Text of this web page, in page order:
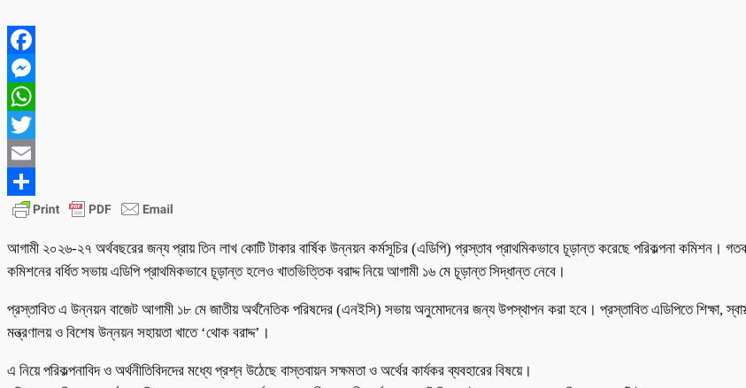
Facebook
Messenger
WhatsApp
Twitter
Email
Share
আগামী ২০২৬-২৭ অর্থবছরের জন্য প্রায় তিন লাখ কোটি টাকার বার্ষিক উন্নয়ন কর্মসূচির (এডিপি) প্রস্তাব প্রাথমিকভাবে চূড়ান্ত করেছে পরিকল্পনা কমিশন।
কমিশনের বর্ধিত সভায় এডিপি প্রাথমিকভাবে চূড়ান্ত হলেও খাতভিত্তিক বরাদ্দ নিয়ে আগামী ১৬ মে চূড়ান্ত সিদ্ধান্ত নেবে।
প্রস্তাবিত এ উন্নয়ন বাজেট আগামী ১৮ মে জাতীয় অর্থনৈতিক পরিষদের (এনইসি) সভায় অনুমোদনের জন্য উপস্থাপন করা হবে। প্রস্তাবিত এডিপিতে শিক্ষা,
মন্ত্রণালয় ও বিশেষ উন্নয়ন সহায়তা খাতে ‘থোক বরাদ্দ’।
এ নিয়ে পরিকল্পনাবিদ ও অর্থনীতিবিদদের মধ্যে প্রশ্ন উঠেছে বাস্তবায়ন সক্ষমতা ও অর্থের কার্যকর ব্যবহারের বিষয়ে।